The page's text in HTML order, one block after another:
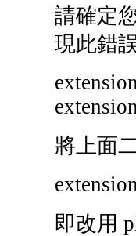
請確定
現此錯
將上面
即改用